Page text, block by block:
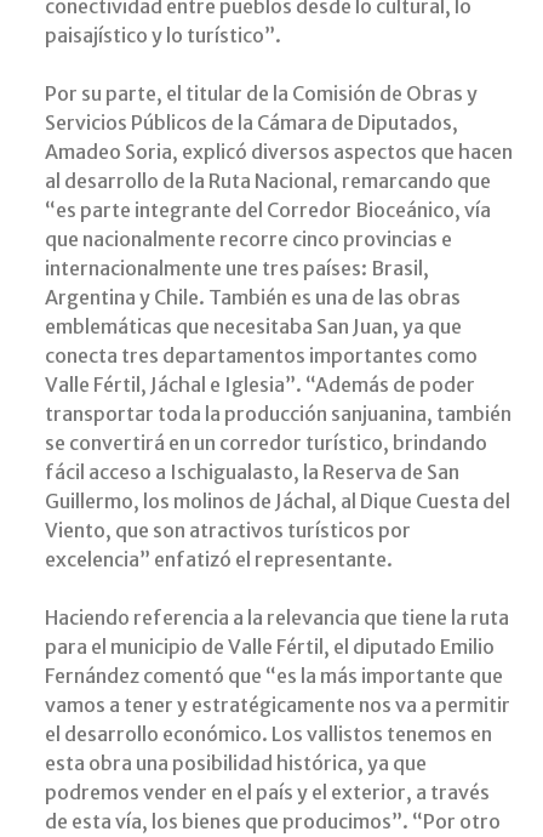
conectividad entre pueblos desde lo cultural, lo
paisajístico y lo turístico”.
Por su parte, el titular de la Comisión de Obras y
Servicios Públicos de la Cámara de Diputados,
Amadeo Soria, explicó diversos aspectos que hacen
al desarrollo de la Ruta Nacional, remarcando que
“es parte integrante del Corredor Bioceánico, vía
que nacionalmente recorre cinco provincias e
internacionalmente une tres países: Brasil,
Argentina y Chile. También es una de las obras
emblemáticas que necesitaba San Juan, ya que
conecta tres departamentos importantes como
Valle Fértil, Jáchal e Iglesia”. “Además de poder
transportar toda la producción sanjuanina, también
se convertirá en un corredor turístico, brindando
fácil acceso a Ischigualasto, la Reserva de San
Guillermo, los molinos de Jáchal, al Dique Cuesta del
Viento, que son atractivos turísticos por
excelencia” enfatizó el representante.
Haciendo referencia a la relevancia que tiene la ruta
para el municipio de Valle Fértil, el diputado Emilio
Fernández comentó que “es la más importante que
vamos a tener y estratégicamente nos va a permitir
el desarrollo económico. Los vallistos tenemos en
esta obra una posibilidad histórica, ya que
podremos vender en el país y el exterior, a través
de esta vía, los bienes que producimos”. “Por otro